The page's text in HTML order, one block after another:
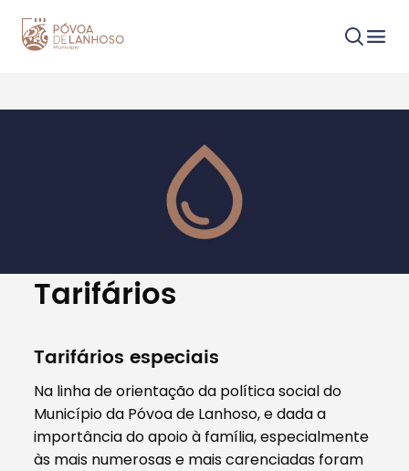
Tipo de conteúdo
Filtros
Tarifários
Tarifários especiais
Na linha de orientação da política social do
Município da Póvoa de Lanhoso, e dada a
importância do apoio à família, especialmente
às mais numerosas e mais carenciadas foram